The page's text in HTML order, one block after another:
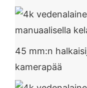
45 mm:n
kamerapää